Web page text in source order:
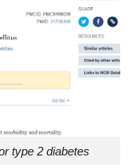
type 2 diabetes